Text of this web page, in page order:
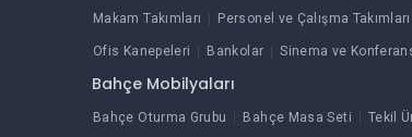
Makam Takımları Personel ve Çalışma Takımları
Ofis Kanepeleri Bankolar Sinema ve
Bahçe Mobilyaları
Bahçe Oturma Grubu Bahçe Masa Seti Tekil